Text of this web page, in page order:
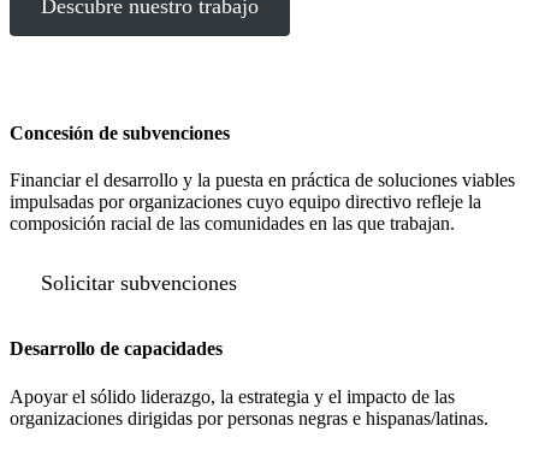
Descubre nuestro trabajo
Concesión de subvenciones
Financiar el desarrollo y la puesta en práctica de soluciones viables
impulsadas por organizaciones cuyo equipo directivo refleje la
composición racial de las comunidades en las que trabajan.
Solicitar subvenciones
Desarrollo de capacidades
Apoyar el sólido liderazgo, la estrategia y el impacto de las
organizaciones dirigidas por personas negras e hispanas/latinas.